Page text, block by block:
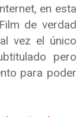
en esta
de verdad
vez el único
pero
para poder